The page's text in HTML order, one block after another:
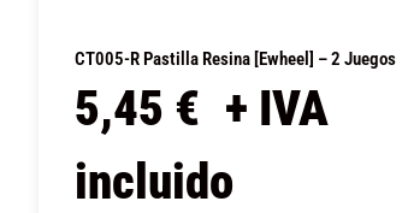
CT005-R Pastilla Resina [Ewheel] – 2 Juegos
5,45 € + IVA
incluido